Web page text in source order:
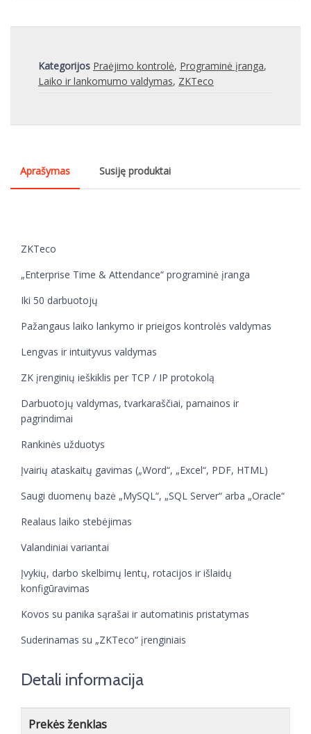
Kategorijos Praėjimo kontrolė, Programinė įranga,
Laiko ir lankomumo valdymas, ZKTeco
Aprašymas Susiję produktai
ZKTeco
„Enterprise Time & Attendance“ programinė įranga
Iki 50 darbuotojų
Pažangaus laiko lankymo ir prieigos kontrolės valdymas
Lengvas ir intuityvus valdymas
ZK įrenginių ieškiklis per TCP / IP protokolą
Darbuotojų valdymas, tvarkaraščiai, pamainos ir
pagrindimai
Rankinės užduotys
Įvairių ataskaitų gavimas („Word“, „Excel“, PDF, HTML)
Saugi duomenų bazė „MySQL“, „SQL Server“ arba „Oracle“
Realaus laiko stebėjimas
Valandiniai variantai
Įvykių, darbo skelbimų lentų, rotacijos ir išlaidų
konfigūravimas
Kovos su panika sąrašai ir automatinis pristatymas
Suderinamas su „ZKTeco“ įrenginiais
Detali informacija
Prekės ženklas